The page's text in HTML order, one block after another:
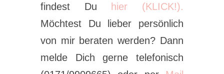
findest Du hier (KLICK!).
Möchtest Du lieber persönlich
von mir beraten werden? Dann
melde Dich gerne telefonisch